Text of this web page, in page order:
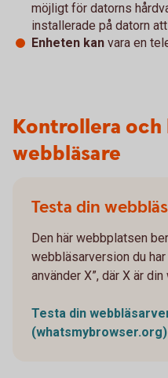
möjligt för datorns
installerade på datorn
Enheten kan vara en
Kontrollera och
webbläsare
Testa din
Den här webbplatsen
webbläsarversion du
använder X”, där X är
Testa din
(whatsmybrowser.org)